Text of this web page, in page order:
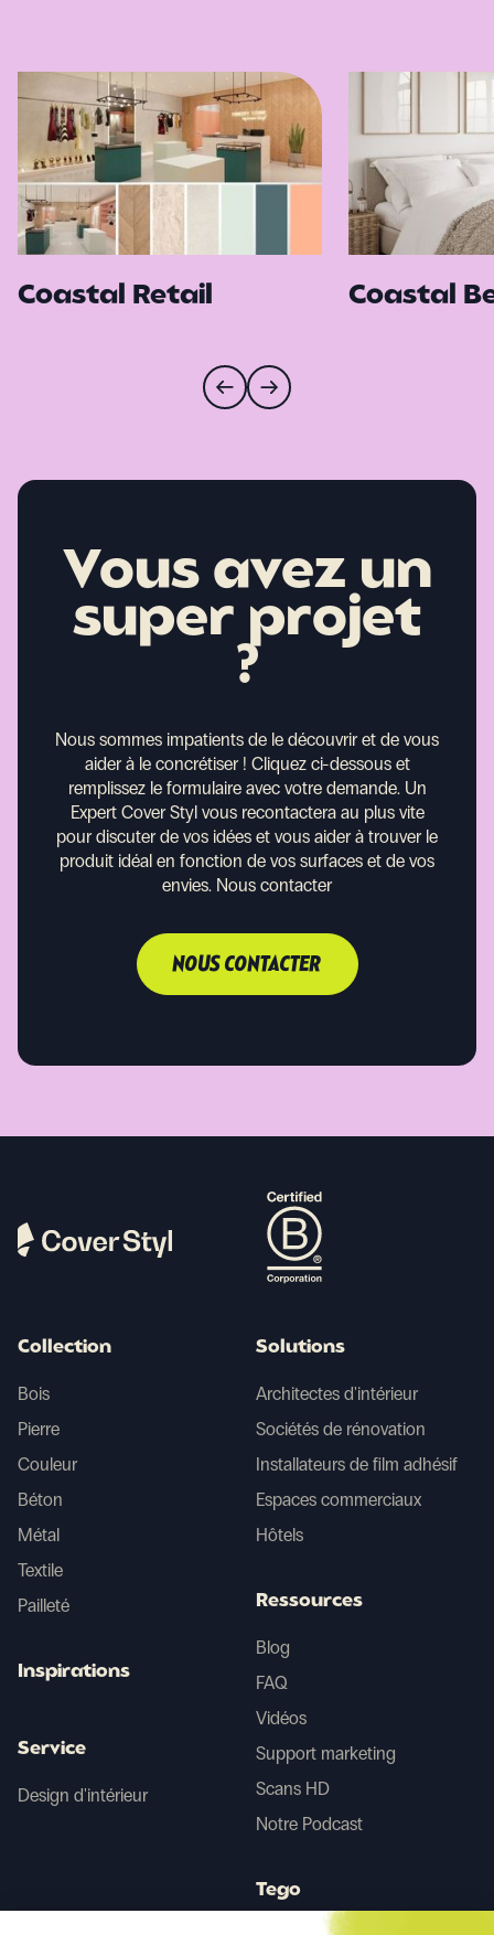
Coastal Retail Coastal
Vous avez un
super projet
?
Nous sommes impatients de le découvrir et de vous
aider à le concrétiser ! Cliquez ci-dessous et
remplissez le formulaire avec votre demande. Un
Expert Cover Styl vous recontactera au plus vite
pour discuter de vos idées et vous aider à trouver le
produit idéal en fonction de vos surfaces et de vos
envies. Nous contacter
NOUS CONTACTER
Collection
Bois
Pierre
Couleur
Béton
Métal
Textile
Pailleté
Inspirations
Service
Design d'intérieur
Solutions
Architectes d'intérieur
Sociétés de rénovation
Installateurs de film adhésif
Espaces commerciaux
Hôtels
Ressources
Blog
FAQ
Vidéos
Support marketing
Scans HD
Notre Podcast
Tego